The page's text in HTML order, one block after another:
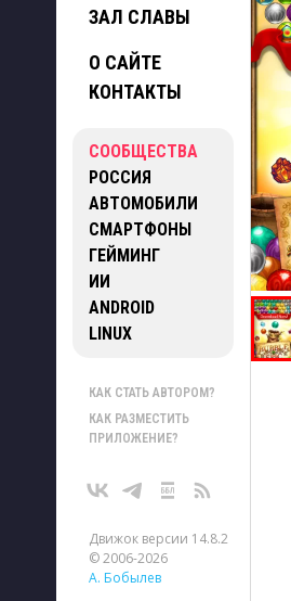
ЗАЛ СЛАВЫ
О САЙТЕ
КОНТАКТЫ
СООБЩЕСТВА
РОССИЯ
АВТОМОБИЛИ
СМАРТФОНЫ
ГЕЙМИНГ
ИИ
ANDROID
LINUX
КАК СТАТЬ АВТОРОМ?
КАК РАЗМЕСТИТЬ
ПРИЛОЖЕНИЕ?
Движок версии 14.8.2
© 2006-2026
А. Бобылев